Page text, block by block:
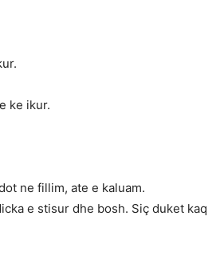
ke ikur.
ne fillim, ate e kaluam.
e stisur dhe bosh. Siç duket kaq